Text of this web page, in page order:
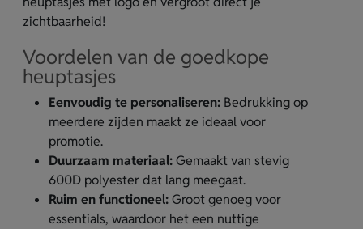
zichtbaarheid!
Voordelen van de goedkope
heuptasjes
Eenvoudig te personaliseren: Bedrukking op
meerdere zijden maakt ze ideaal voor
promotie.
Duurzaam materiaal:Gemaakt van stevig
600D polyester dat lang meegaat.
Ruim en functioneel:Groot genoeg voor
essentials, waardoor het een nuttige